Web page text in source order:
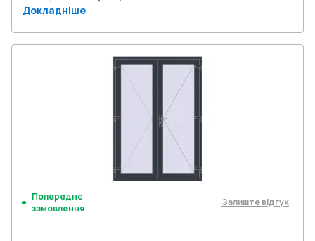
Докладніше
Попереднє
замовлення
Залиште відгук